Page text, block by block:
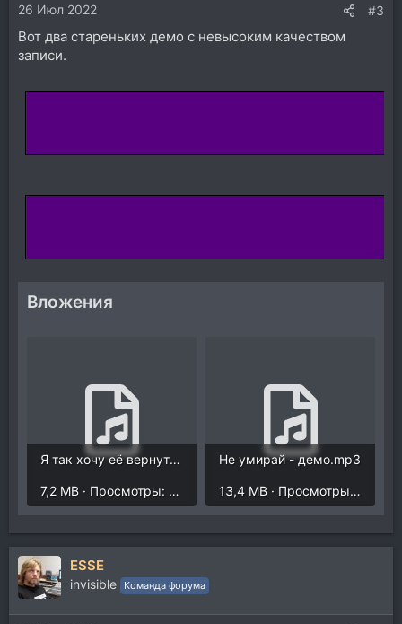
26 Июл 2022 #3
Вот два стареньких демо с невысоким качеством
записи.
Вложения
Я так хочу её вернуть - демо.mp3
7,2 MB · Просмотры: 622
Не умирай - демо.mp3
13,4 MB · Просмотры: 626
ESSE
invisible Команда форума